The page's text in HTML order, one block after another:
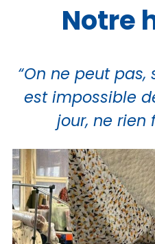
Notre
“On ne peut
est impossible
jour, ne rien